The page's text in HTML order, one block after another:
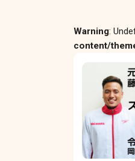
Warning:
content/